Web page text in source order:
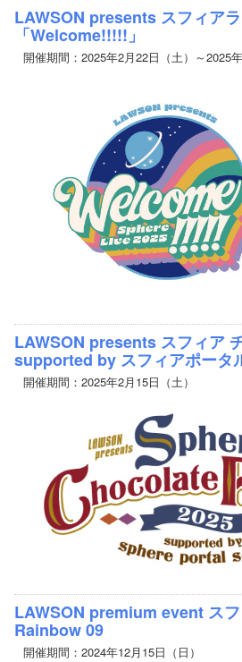
LAWSON presents スフィア
「Welcome!!!!!」
開催期間：2025年2月22日（土）～2025
LAWSON presents スフィア
supported by スフィアポータ
開催期間：2025年2月15日（土）
LAWSON premium event ス
Rainbow 09
開催期間：2024年12月15日（日）